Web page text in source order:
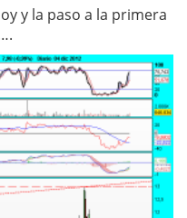
y la paso a la primera